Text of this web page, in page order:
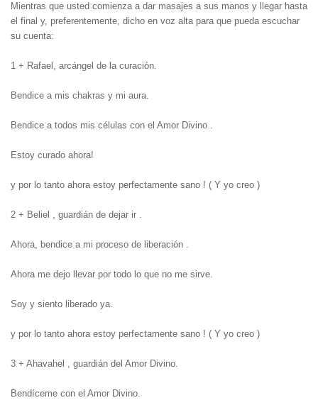
Mientras que usted comienza a dar masajes a sus manos y llegar hasta
el final y, preferentemente, dicho en voz alta para que pueda escuchar
su cuenta:
1 + Rafael, arcángel de la curación.
Bendice a mis chakras y mi aura.
Bendice a todos mis células con el Amor Divino .
Estoy curado ahora!
y por lo tanto ahora estoy perfectamente sano ! ( Y yo creo )
2 + Beliel , guardián de dejar ir .
Ahora, bendice a mi proceso de liberación .
Ahora me dejo llevar por todo lo que no me sirve.
Soy y siento liberado ya.
y por lo tanto ahora estoy perfectamente sano ! ( Y yo creo )
3 + Ahavahel , guardián del Amor Divino.
Bendíceme con el Amor Divino.